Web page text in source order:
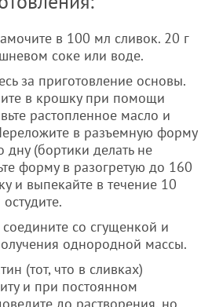
в 100 мл сливок. 20 г
соке или воде.
за приготовление основы.
в крошку при помощи
растопленное масло и
в разъемную форму
дну (бортики делать не
форму в разогретую до 160
и выпекайте в течение 10
со сгущенкой и
однородной массы.
(тот, что в сливках)
и при постоянном